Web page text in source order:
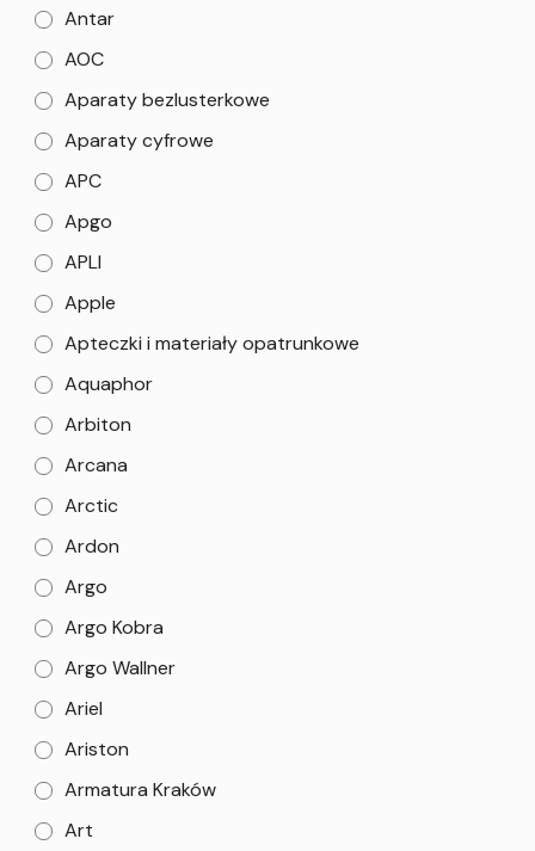
Antar
AOC
Aparaty bezlusterkowe
Aparaty cyfrowe
APC
Apgo
APLI
Apple
Apteczki i materiały opatrunkowe
Aquaphor
Arbiton
Arcana
Arctic
Ardon
Argo
Argo Kobra
Argo Wallner
Ariel
Ariston
Armatura Kraków
Art